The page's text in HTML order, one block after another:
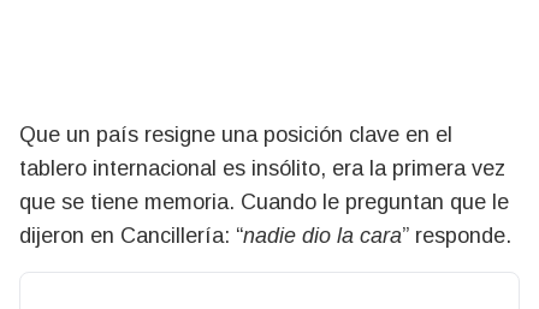
Que un país resigne una posición clave en el
tablero internacional es insólito, era la primera vez
que se tiene memoria. Cuando le preguntan que le
dijeron en Cancillería: “nadie dio la cara” responde.